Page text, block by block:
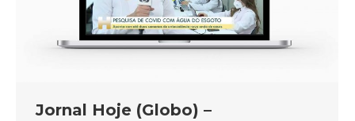
Jornal Hoje (Globo) –